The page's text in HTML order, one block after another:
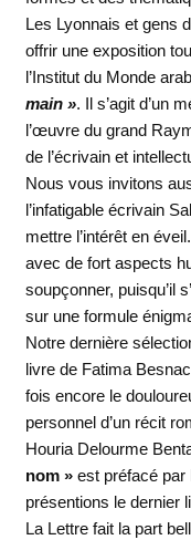
Les Lyonnais et gens
offrir une exposition
l’Institut du Monde
main ». Il s’agit d’un
l’œuvre du grand
de l’écrivain et
Nous vous invitons
l’infatigable écrivain
mettre l’intérêt en
avec de fort aspects
soupçonner, puisqu’il
sur une formule
Notre dernière
livre de Fatima
fois encore le
personnel d’un récit
Houria Delourme
nom »est préfacé par
présentions le dernier
La Lettre fait la part